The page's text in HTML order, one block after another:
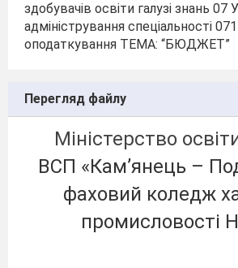
здобувачів освіти галузі знань 07
адміністрування спеціальності 071
оподаткування ТЕМА: “БЮДЖЕТ”
Перегляд файлу
Міністерство
ВСП «Кам’янець –
фаховий коледж
промисловості